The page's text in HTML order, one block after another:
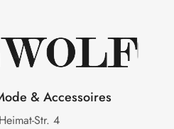
& Accessoires
Str. 4